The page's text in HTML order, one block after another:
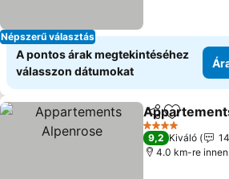
Népszerű választás
A pontos árak megtekintéséhez
válasszon dátumokat
Megosztás
4 Kategória
9,2 Kiváló
4.0 km-re